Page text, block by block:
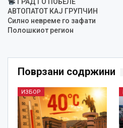
ГРАД ГО ПОБЕЛЕ
АВТОПАТОТ КАЈ ГРУПЧИН
Силно невреме го зафати
Полошкиот регион
Поврзани содржини
ИЗБОР